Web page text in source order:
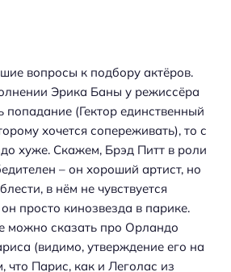
вопросы к подбору актёров.
Эрика Баны у режиссёра
попадание (Гектор единственный
хочется сопереживать), то с
хуже. Скажем, Брэд Питт в роли
– он хороший артист, но
в нём не чувствуется
просто кинозвезда в парике.
можно сказать про Орландо
(видимо, утверждение его на
что Парис, как и Леголас из